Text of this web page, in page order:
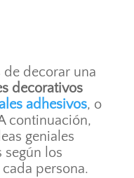
de decorar una
decorativos
adhesivos, o
continuación,
geniales
según los
persona.